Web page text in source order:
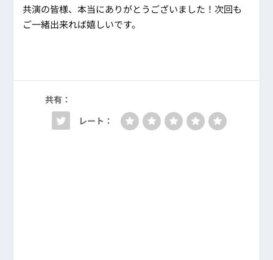
共演の皆様、本当にありがとうございました！次回も
ご一緒出来れば嬉しいです。
共有：
レート：